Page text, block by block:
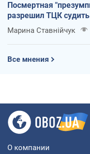
Посмертная
разрешил ТЦК
Марина Ставнійчук
Все мнения
О компании